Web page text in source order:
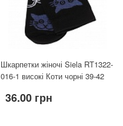
Шкарпетки жіночі Siela RT1322-
016-1 високі Коти чорні 39-42
36.00 грн